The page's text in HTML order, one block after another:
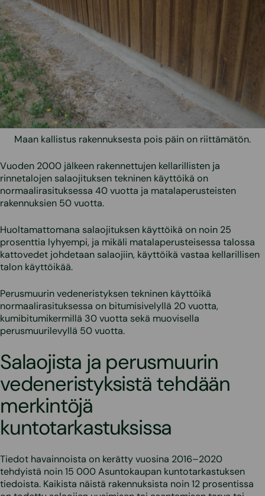
Maan kallistus rakennuksesta pois päin on riittämätön.
Vuoden 2000 jälkeen rakennettujen kellarillisten ja
rinnetalojen salaojituksen tekninen käyttöikä on
normaalirasituksessa 40 vuotta ja matalaperusteisten
rakennuksien 50 vuotta.
Huoltamattomana salaojituksen käyttöikä on noin 25
prosenttia lyhyempi, ja mikäli matalaperusteisessa talossa
kattovedet johdetaan salaojiin, käyttöikä vastaa kellarillisen
talon käyttöikää.
Perusmuurin vedeneristyksen tekninen käyttöikä
normaalirasituksessa on bitumisivelyllä 20 vuotta,
kumibitumikermillä 30 vuotta sekä muovisella
perusmuurilevyllä 50 vuotta.
Salaojista ja perusmuurin
vedeneristyksistä tehdään
merkintöjä
kuntotarkastuksissa
Tiedot havainnoista on kerätty vuosina 2016–2020
tehdyistä noin 15 000 Asuntokaupan kuntotarkastuksen
tiedoista. Kaikista näistä rakennuksista noin 12 prosentissa